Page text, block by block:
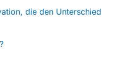
die den Unterschied